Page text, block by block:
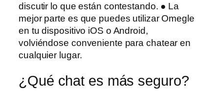
discutir lo que están contestando. ● La
mejor parte es que puedes utilizar Omegle
en tu dispositivo iOS o Android,
volviéndose conveniente para chatear en
cualquier lugar.
¿Qué chat es más seguro?